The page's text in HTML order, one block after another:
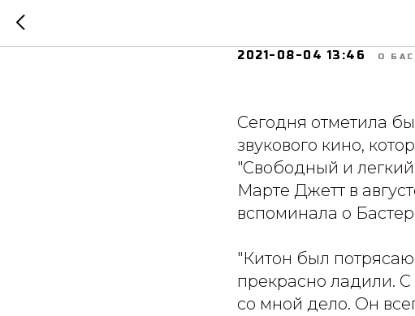
111 лет
2021-08-04 13:46 О
Сегодня отметила
звукового кино,
"Свободный и
Марте Джетт в
вспоминала о
"Китон был
прекрасно ладили. С
со мной дело. Он